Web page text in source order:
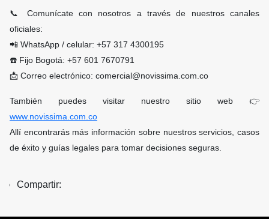
📞 Comunícate con nosotros a través de nuestros canales
oficiales:
📲 WhatsApp / celular: +57 317 4300195
☎️ Fijo Bogotá: +57 601 7670791
📩 Correo electrónico: comercial@novissima.com.co
También puedes visitar nuestro sitio web 👉
www.novissima.com.co
Allí encontrarás más información sobre nuestros servicios, casos
de éxito y guías legales para tomar decisiones seguras.
Compartir: